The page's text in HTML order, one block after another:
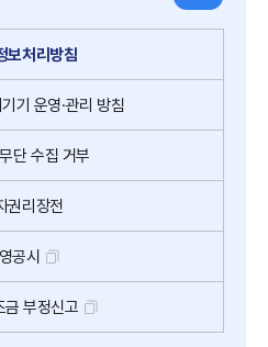
보처리방침
기 운영·관리 방침
무단수집 거부
권리장전
공시
금 부정신고